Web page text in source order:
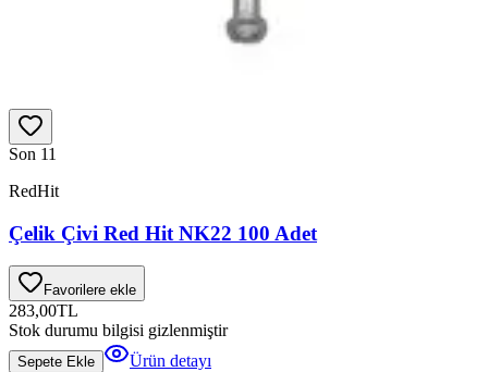
Son 11
RedHit
Çelik Çivi Red Hit NK22 100 Adet
Favorilere ekle
283,00TL
Stok durumu bilgisi gizlenmiştir
Sepete Ekle Ürün detayı